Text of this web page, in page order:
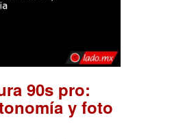
90s pro:
y foto